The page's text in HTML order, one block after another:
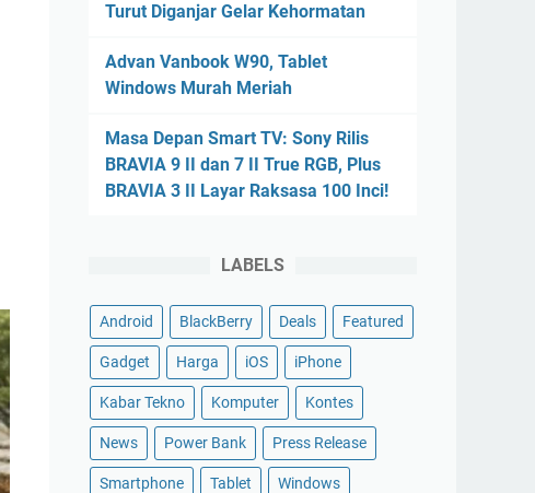
Turut Diganjar Gelar Kehormatan
Advan Vanbook W90, Tablet
Windows Murah Meriah
Masa Depan Smart TV: Sony Rilis
BRAVIA 9 II dan 7 II True RGB, Plus
BRAVIA 3 II Layar Raksasa 100 Inci!
LABELS
Android BlackBerry Deals Featured
Gadget Harga iOS iPhone
Kabar Tekno Komputer Kontes
News Power Bank Press Release
Smartphone Tablet Windows